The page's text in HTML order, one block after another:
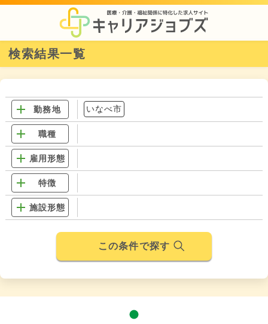
検索結果一覧
勤務地 いなべ市
職種
雇用形態
特徴
施設形態
この条件で探す